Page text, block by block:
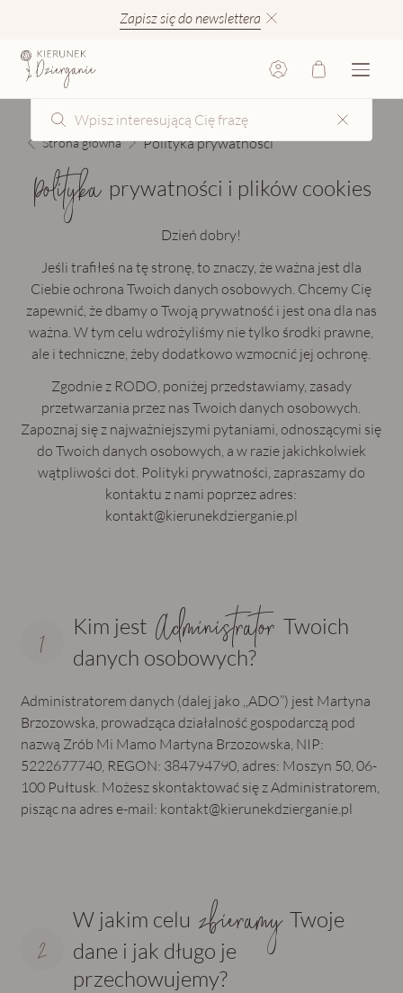
Zapisz się do newslettera
Strona główna Polityka prywatności
Polityka prywatności i plików cookies
Dzień dobry!
Jeśli trafiłeś na tę stronę, to znaczy, że ważna jest dla
Ciebie ochrona Twoich danych osobowych. Chcemy Cię
zapewnić, że dbamy o Twoją prywatność i jest ona dla nas
ważna. W tym celu wdrożyliśmy nie tylko środki prawne,
ale i techniczne, żeby dodatkowo wzmocnić jej ochronę.
Zgodnie z RODO, poniżej przedstawiamy, zasady
przetwarzania przez nas Twoich danych osobowych.
Zapoznaj się z najważniejszymi pytaniami, odnoszącymi się
do Twoich danych osobowych, a w razie jakichkolwiek
wątpliwości dot. Polityki prywatności, zapraszamy do
kontaktu z nami poprzez adres:
kontakt@kierunekdzierganie.pl
Kim jest Administrator Twoich
danych osobowych?
Administratorem danych (dalej jako ,,ADO”) jest Martyna
Brzozowska, prowadząca działalność gospodarczą pod
nazwą Zrób Mi Mamo Martyna Brzozowska, NIP:
5222677740, REGON: 384794790, adres: Moszyn 50, 06-
100 Pułtusk. Możesz skontaktować się z Administratorem,
pisząc na adres e-mail: kontakt@kierunekdzierganie.pl
W jakim celu zbieramy Twoje
dane i jak długo je
przechowujemy?